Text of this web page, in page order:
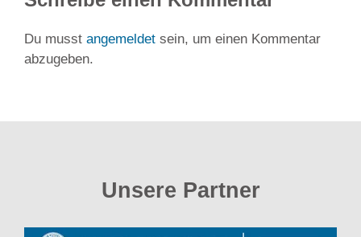
Du musst angemeldet sein, um einen Kommentar
abzugeben.
Unsere Partner